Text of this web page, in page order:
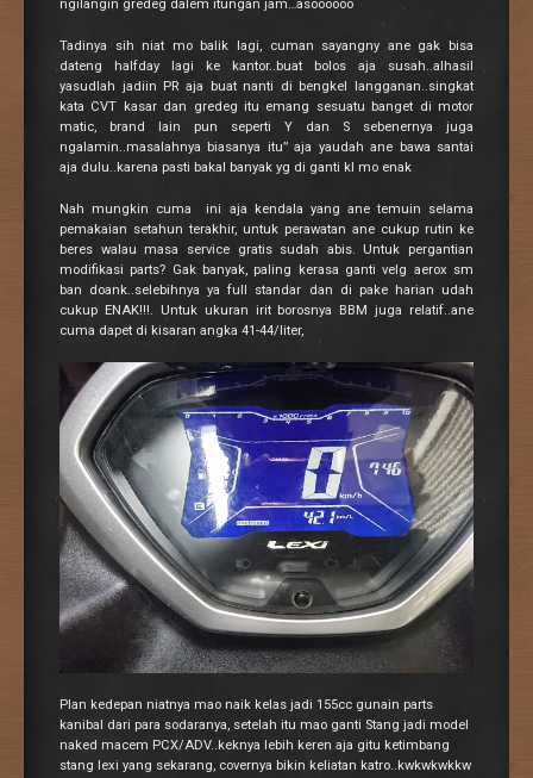
ngilangin gredeg dalem itungan jam…asoooooo
Tadinya sih niat mo balik lagi, cuman sayangny ane gak bisa
dateng halfday lagi ke kantor..buat bolos aja susah..alhasil
yasudlah jadiin PR aja buat nanti di bengkel langganan..singkat
kata CVT kasar dan gredeg itu emang sesuatu banget di motor
matic, brand lain pun seperti Y dan S sebenernya juga
ngalamin..masalahnya biasanya itu” aja yaudah ane bawa santai
aja dulu..karena pasti bakal banyak yg di ganti kl mo enak
Nah mungkin cuma ini aja kendala yang ane temuin selama
pemakaian setahun terakhir, untuk perawatan ane cukup rutin ke
beres walau masa service gratis sudah abis. Untuk pergantian
modifikasi parts? Gak banyak, paling kerasa ganti velg aerox sm
ban doank..selebihnya ya full standar dan di pake harian udah
cukup ENAK!!!. Untuk ukuran irit borosnya BBM juga relatif..ane
cuma dapet di kisaran angka 41-44/liter,
Plan kedepan niatnya mao naik kelas jadi 155cc gunain parts
kanibal dari para sodaranya, setelah itu mao ganti Stang jadi model
naked macem PCX/ADV..keknya lebih keren aja gitu ketimbang
stang lexi yang sekarang, covernya bikin keliatan katro..kwkwkwkkw